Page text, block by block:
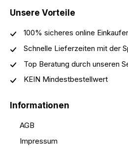
Unsere Vorteile
100% sicheres online
Schnelle Lieferzeiten mit der
Top Beratung durch unseren
KEIN Mindestbestellwert
Informationen
AGB
Impressum